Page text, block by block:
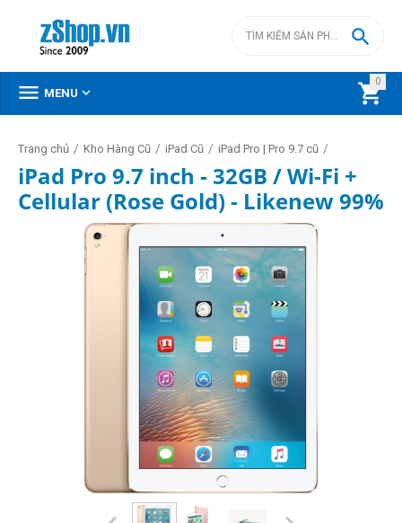
0


 MENU 
Trang chủ / Kho Hàng Cũ / iPad Cũ / iPad Pro | Pro 9.7 cũ /
iPad Pro 9.7 inch - 32GB / Wi-Fi +
Cellular (Rose Gold) - Likenew 99%